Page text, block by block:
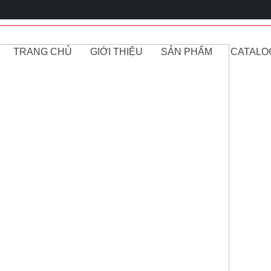
TRANG CHỦ GIỚI THIỆU SẢN PHẨM